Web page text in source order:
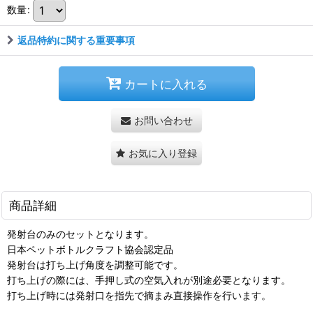
数量:
返品特約に関する重要事項
カートに入れる
お問い合わせ
お気に入り登録
商品詳細
発射台のみのセットとなります。
日本ペットボトルクラフト協会認定品
発射台は打ち上げ角度を調整可能です。
打ち上げの際には、手押し式の空気入れが別途必要となります。
打ち上げ時には発射口を指先で摘まみ直接操作を行います。